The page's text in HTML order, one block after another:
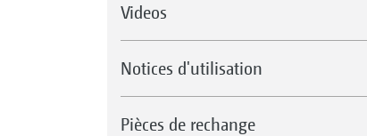
Videos
Notices d'utilisation
Pièces de rechange